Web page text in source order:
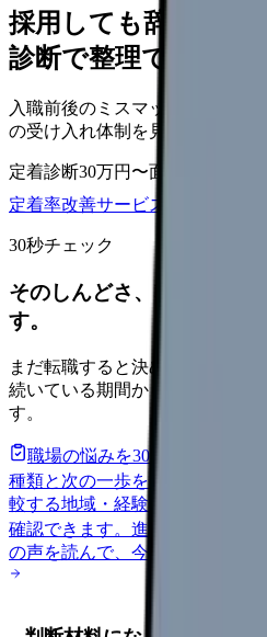
採用しても辞めてし
診断で整理できます
入職前後のミスマッチ、初月面
の受け入れ体制を見直し、早期
定着診断30万円〜面談シート
オ
定着率改善サービスを相談
30秒チェック
そのしんどさ、転職すべき
す。
まだ転職すると決めていなくて
続いている期間から、次に見る
す。
職場の悩みを30秒で診断
辞め
種類と次の一歩を整理します。
較する地域・経験年数・施設形
確認できます。 進む 匿名掲
の声を読んで、今の職場だけの